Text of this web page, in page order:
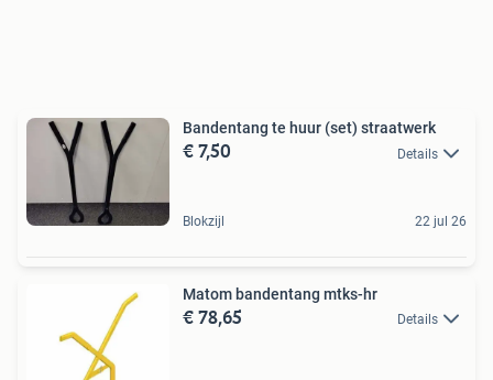
Bandentang te huur (set) straatwerk
€ 7,50 Details
Blokzijl 22 jul 26
Matom bandentang mtks-hr
€ 78,65 Details